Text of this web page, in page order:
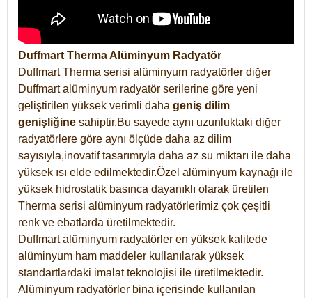
Duffmart Therma Alüminyum Radyatör
Duffmart Therma serisi alüminyum radyatörler diğer
Duffmart alüminyum radyatör serilerine göre yeni
geliştirilen yüksek verimli daha geniş dilim
genişliğine sahiptir.Bu sayede aynı uzunluktaki diğer
radyatörlere göre aynı ölçüde daha az dilim
sayısıyla,inovatif tasarımıyla daha az su miktarı ile daha
yüksek ısı elde edilmektedir.Özel alüminyum kaynağı ile
yüksek hidrostatik basınca dayanıklı olarak üretilen
Therma serisi alüminyum radyatörlerimiz çok çeşitli
renk ve ebatlarda üretilmektedir.
Duffmart alüminyum radyatörler en yüksek kalitede
alüminyum ham maddeler kullanılarak yüksek
standartlardaki imalat teknolojisi ile üretilmektedir.
Alüminyum radyatörler bina içerisinde kullanılan